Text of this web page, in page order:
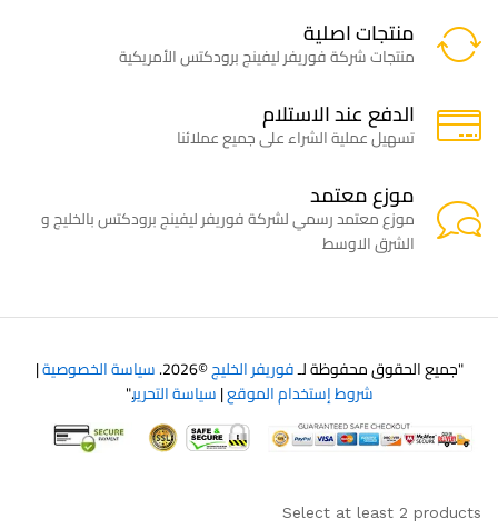
منتجات اصلية
منتجات شركة فوريفر ليفينج برودكتس الأمريكية
الدفع عند الاستلام
تسهيل عملية الشراء على جميع عملائنا
موزع معتمد
موزع معتمد رسمي لشركة فوريفر ليفينج برودكتس بالخليج و
الشرق الاوسط
"جميع الحقوق محفوظة لـفوريفر الخليج©2026. سياسة الخصوصية|
شروط إستخدام الموقع|سياسة التحرير."
Select at least 2 products